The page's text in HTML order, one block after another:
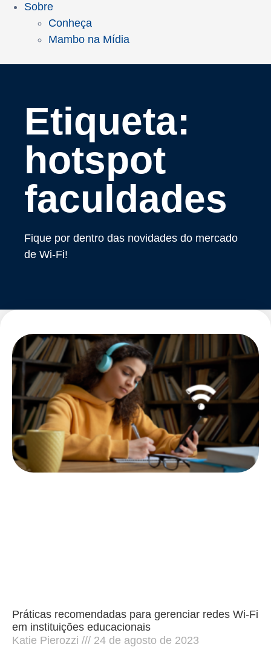
Sobre
Conheça
Mambo na Mídia
Etiqueta:
hotspot
faculdades
Fique por dentro das novidades do mercado
de Wi-Fi!
Práticas recomendadas para gerenciar redes Wi-Fi
em instituições educacionais
Katie Pierozzi
24 de agosto de 2023